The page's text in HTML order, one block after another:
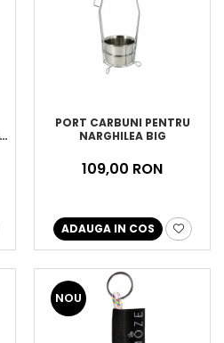
PORT CARBUNI PENTRU
NARGHILEA BIG
109,00 RON
ADAUGA IN COS
NOU